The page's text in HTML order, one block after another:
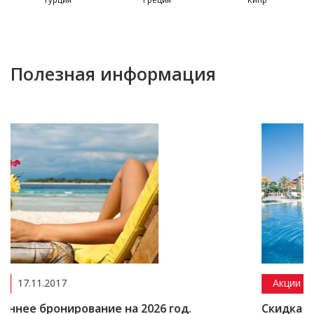
Полезная информация
на 2026 год.
15.12.2016
Скидка до 50% на